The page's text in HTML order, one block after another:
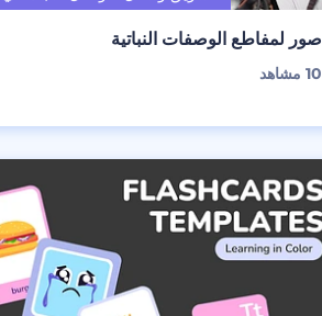
صور لمفاطع الوصفات النباتية
10 مشاهد